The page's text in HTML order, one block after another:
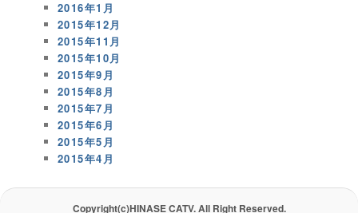
2016年1月
2015年12月
2015年11月
2015年10月
2015年9月
2015年8月
2015年7月
2015年6月
2015年5月
2015年4月
Copyright(c)HINASE CATV. All Right Reserved.